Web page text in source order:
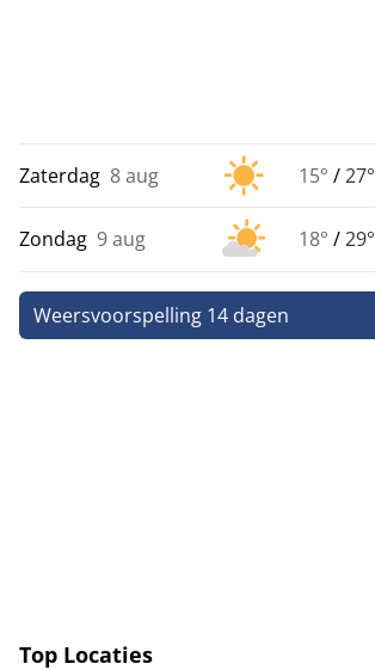
Zaterdag 8 aug 15° /27°
Zondag 9 aug 18° /29°
Weersvoorspelling 14 dagen
Top Locaties